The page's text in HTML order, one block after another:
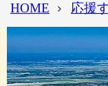
HOME 応援